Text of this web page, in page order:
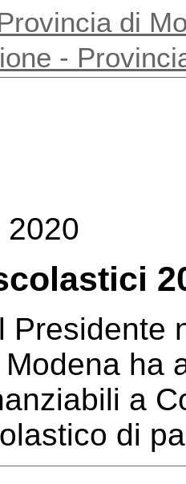
di
-
2020
Presidente
ha
a
di